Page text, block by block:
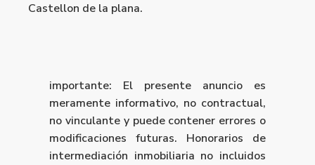
Castellon de la plana.
importante: El presente anuncio es
meramente informativo, no contractual,
no vinculante y puede contener errores o
modificaciones futuras. Honorarios de
intermediación inmobiliaria no incluidos